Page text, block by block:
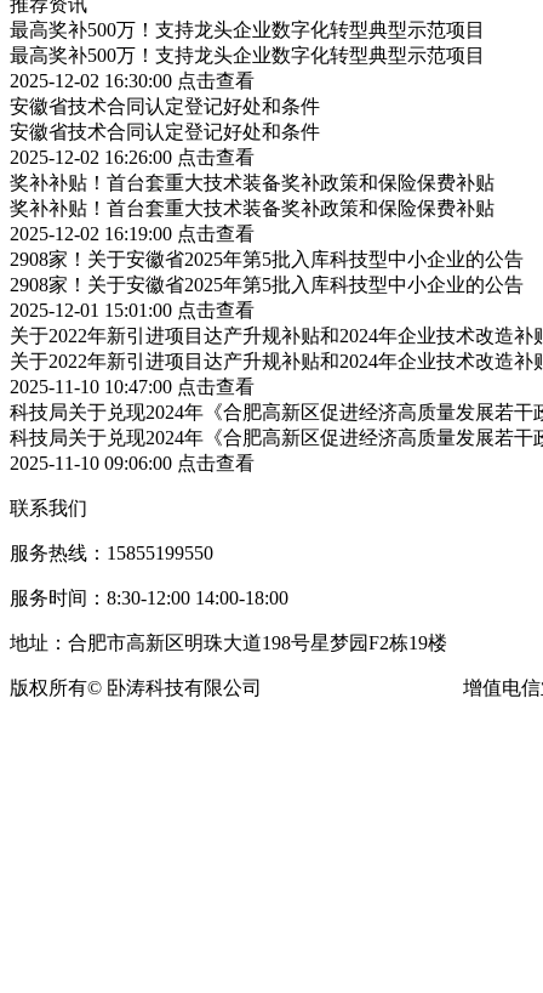
推荐资讯
最高奖补500万！支持龙头企业数字化转型典型示范项目
最高奖补500万！支持龙头企业数字化转型典型示范项目
2025-12-02 16:30:00 点击查看
安徽省技术合同认定登记好处和条件
安徽省技术合同认定登记好处和条件
2025-12-02 16:26:00 点击查看
奖补补贴！首台套重大技术装备奖补政策和保险保费补贴
奖补补贴！首台套重大技术装备奖补政策和保险保费补贴
2025-12-02 16:19:00 点击查看
2908家！关于安徽省2025年第5批入库科技型中小企业的公告
2908家！关于安徽省2025年第5批入库科技型中小企业的公告
2025-12-01 15:01:00 点击查看
关于2022年新引进项目达产升规补贴和2024年企业技术改造
关于2022年新引进项目达产升规补贴和2024年企业技术改造
2025-11-10 10:47:00 点击查看
科技局关于兑现2024年《合肥高新区促进经济高质量发展若
科技局关于兑现2024年《合肥高新区促进经济高质量发展若
2025-11-10 09:06:00 点击查看
联系我们
服务热线：15855199550
服务时间：8:30-12:00 14:00-18:00
地址：合肥市高新区明珠大道198号星梦园F2栋19楼
版权所有© 卧涛科技有限公司 增值电